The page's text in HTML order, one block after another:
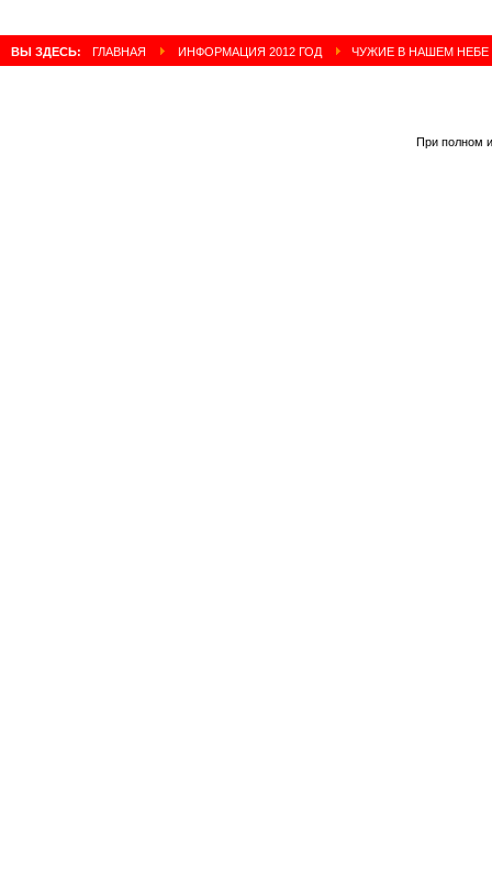
ВЫ ЗДЕСЬ: ГЛАВНАЯ ИНФОРМАЦИЯ 2012 ГОД ЧУЖИЕ В НАШЕМ НЕБЕ
При полном